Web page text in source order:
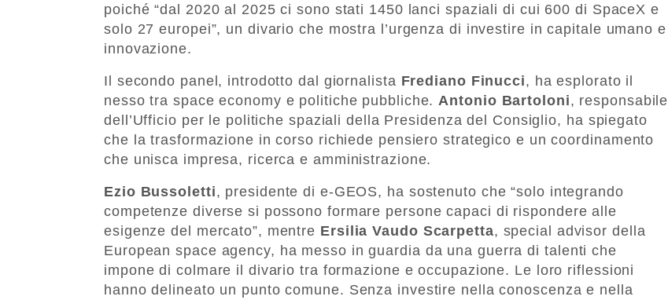
poiché “dal 2020 al 2025 ci sono stati 1450 lanci spaziali di cui 600 di SpaceX e
solo 27 europei”, un divario che mostra l’urgenza di investire in capitale umano e
innovazione.
Il secondo panel, introdotto dal giornalista Frediano Finucci, ha esplorato il
nesso tra space economy e politiche pubbliche. Antonio Bartoloni, responsabile
dell’Ufficio per le politiche spaziali della Presidenza del Consiglio, ha spiegato
che la trasformazione in corso richiede pensiero strategico e un coordinamento
che unisca impresa, ricerca e amministrazione.
Ezio Bussoletti, presidente di e-GEOS, ha sostenuto che “solo integrando
competenze diverse si possono formare persone capaci di rispondere alle
esigenze del mercato”, mentre Ersilia Vaudo Scarpetta, special advisor della
European space agency, ha messo in guardia da una guerra di talenti che
impone di colmare il divario tra formazione e occupazione. Le loro riflessioni
hanno delineato un punto comune. Senza investire nella conoscenza e nella